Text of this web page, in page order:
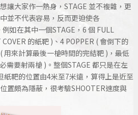
讓大家作一熱身，STAGE 並不複雜，更
並不代表容易，反而更迫使各
如在其中一個STAGE，6 個 FULL
的紙靶 )、4 POPPER ( 會倒下的
用來計算最後一槍時間的完結靶 )，最低
需要射兩槍 )。整個STAGE 都只是在左
紙靶的位置由4米至7米遠，算得上是近至
置頗為隱蔽，很考驗SHOOTER速度與